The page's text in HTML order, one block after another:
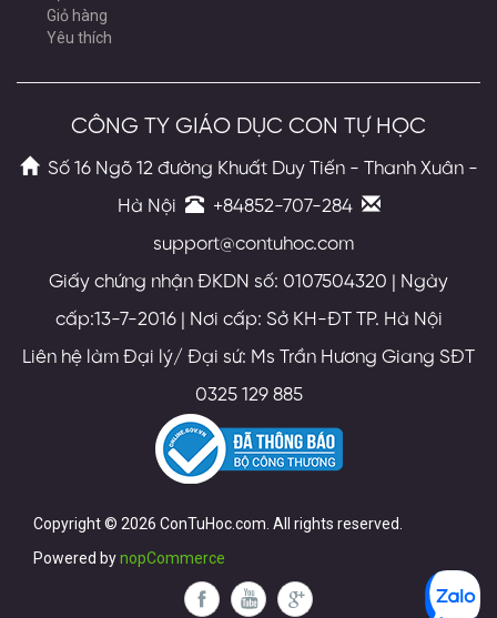
Giỏ hàng
Yêu thích
CÔNG TY GIÁO DỤC CON TỰ HỌC
Số 16 Ngõ 12 đường Khuất Duy Tiến - Thanh Xuân -
Hà Nội
+84852-707-284
support@contuhoc.com
Giấy chứng nhận ĐKDN số: 0107504320 | Ngày
cấp:13-7-2016 | Nơi cấp: Sở KH-ĐT TP. Hà Nội
Liên hệ làm Đại lý/ Đại sứ: Ms Trần Hương Giang SĐT
0325 129 885
Copyright © 2026 ConTuHoc.com. All rights reserved.
Powered bynopCommerce